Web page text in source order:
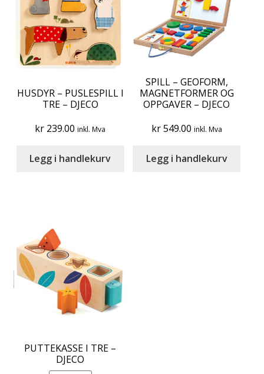
HUSDYR – PUSLESPILL I
TRE – DJECO
kr 239.00 inkl. Mva
Legg i handlekurv
SPILL – GEOFORM,
MAGNETFORMER OG
OPPGAVER – DJECO
kr549.00 inkl. Mva
Legg i handlekurv
PUTTEKASSE I TRE –
DJECO